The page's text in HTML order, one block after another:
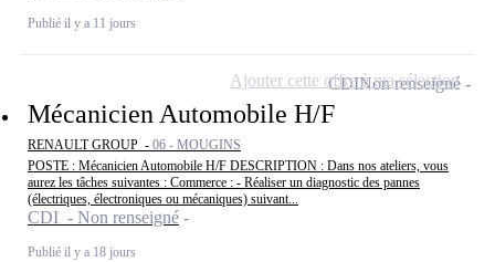
Publié il y a 11 jours
Mécanicien Automobile H/F
RENAULT GROUP - 06 - MOUGINS
POSTE : Mécanicien Automobile H/F DESCRIPTION : Dans nos ateliers, vous
aurez les tâches suivantes : Commerce : - Réaliser un diagnostic des pannes
(électriques, électroniques ou mécaniques) suivant...
CDI - Non renseigné
Publié il y a 18 jours
CDINon renseigné
Ajouter cette offre à ma sélection